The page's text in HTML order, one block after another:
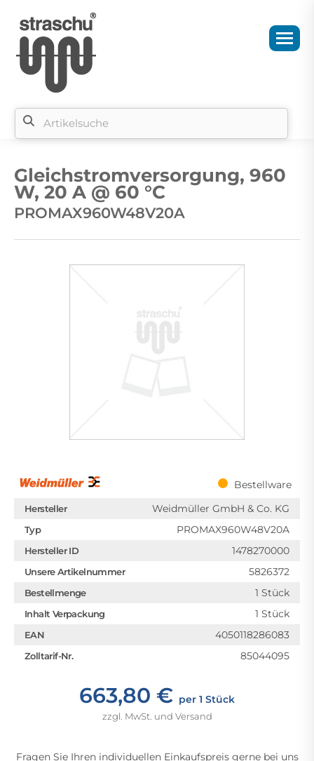
Gleichstromversorgung, 960
W, 20 A @ 60 °C
PROMAX960W48V20A
Bestellware
Hersteller Weidmüller GmbH & Co. KG
Typ PROMAX960W48V20A
Hersteller ID 1478270000
Unsere Artikelnummer 5826372
Bestellmenge 1 Stück
Inhalt Verpackung 1 Stück
EAN 4050118286083
Zolltarif-Nr. 85044095
663,80 € per 1 Stück
zzgl. MwSt. und Versand
Fragen Sie Ihren individuellen Einkaufspreis gerne bei uns